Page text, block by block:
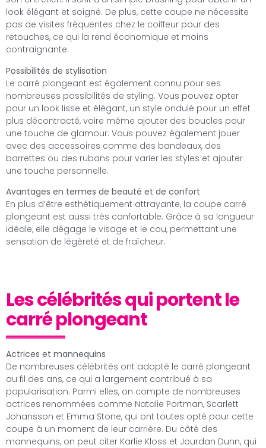
look élégant et soigné. De plus, cette coupe ne nécessite
pas de visites fréquentes chez le coiffeur pour des
retouches, ce qui la rend économique et moins
contraignante.
Possibilités de stylisation
Le carré plongeant est également connu pour ses
nombreuses possibilités de styling. Vous pouvez opter
pour un look lisse et élégant, un style ondulé pour un effet
plus décontracté, voire même ajouter des boucles pour
une touche de glamour. Vous pouvez également jouer
avec des accessoires comme des bandeaux, des
barrettes ou des rubans pour varier les styles et ajouter
une touche personnelle.
Avantages en termes de beauté et de confort
En plus d’être esthétiquement attrayante, la coupe carré
plongeant est aussi très confortable. Grâce à sa longueur
idéale, elle dégage le visage et le cou, permettant une
sensation de légèreté et de fraîcheur.
Les célébrités qui portent le
carré plongeant
Actrices et mannequins
De nombreuses célébrités ont adopté le carré plongeant
au fil des ans, ce qui a largement contribué à sa
popularisation. Parmi elles, on compte de nombreuses
actrices renommées comme Natalie Portman, Scarlett
Johansson et Emma Stone, qui ont toutes opté pour cette
coupe à un moment de leur carrière. Du côté des
mannequins, on peut citer Karlie Kloss et Jourdan Dunn, qui